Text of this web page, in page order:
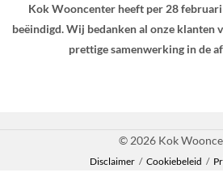
Kok Wooncenter heeft per 28
beëindigd. Wij bedanken al onze klanten
prettige samenwerking in de
© 2026 Kok
Disclaimer / Cookiebeleid /